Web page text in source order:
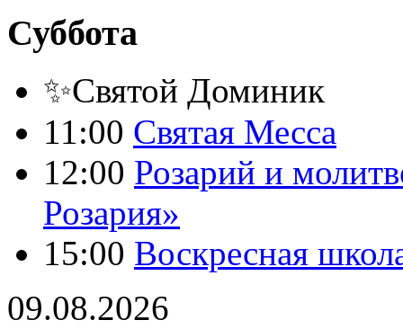
Суббота
✨Святой Доминик
11:00 Святая Месса
12:00 Розарий и
Розария»
15:00 Воскресная
09.08.2026